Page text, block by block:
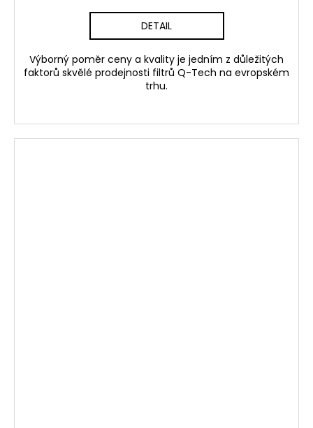
DETAIL
Výborný poměr ceny a kvality je jedním z důležitých
faktorů skvělé prodejnosti filtrů Q-Tech na evropském
trhu.